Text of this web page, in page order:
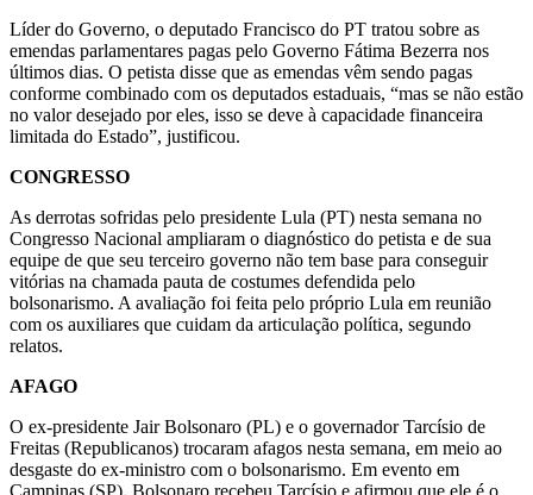
Líder do Governo, o deputado Francisco do PT tratou sobre as
emendas parlamentares pagas pelo Governo Fátima Bezerra nos
últimos dias. O petista disse que as emendas vêm sendo pagas
conforme combinado com os deputados estaduais, “mas se não estão
no valor desejado por eles, isso se deve à capacidade financeira
limitada do Estado”, justificou.
CONGRESSO
As derrotas sofridas pelo presidente Lula (PT) nesta semana no
Congresso Nacional ampliaram o diagnóstico do petista e de sua
equipe de que seu terceiro governo não tem base para conseguir
vitórias na chamada pauta de costumes defendida pelo
bolsonarismo. A avaliação foi feita pelo próprio Lula em reunião
com os auxiliares que cuidam da articulação política, segundo
relatos.
AFAGO
O ex-presidente Jair Bolsonaro (PL) e o governador Tarcísio de
Freitas (Republicanos) trocaram afagos nesta semana, em meio ao
desgaste do ex-ministro com o bolsonarismo. Em evento em
Campinas (SP), Bolsonaro recebeu Tarcísio e afirmou que ele é o